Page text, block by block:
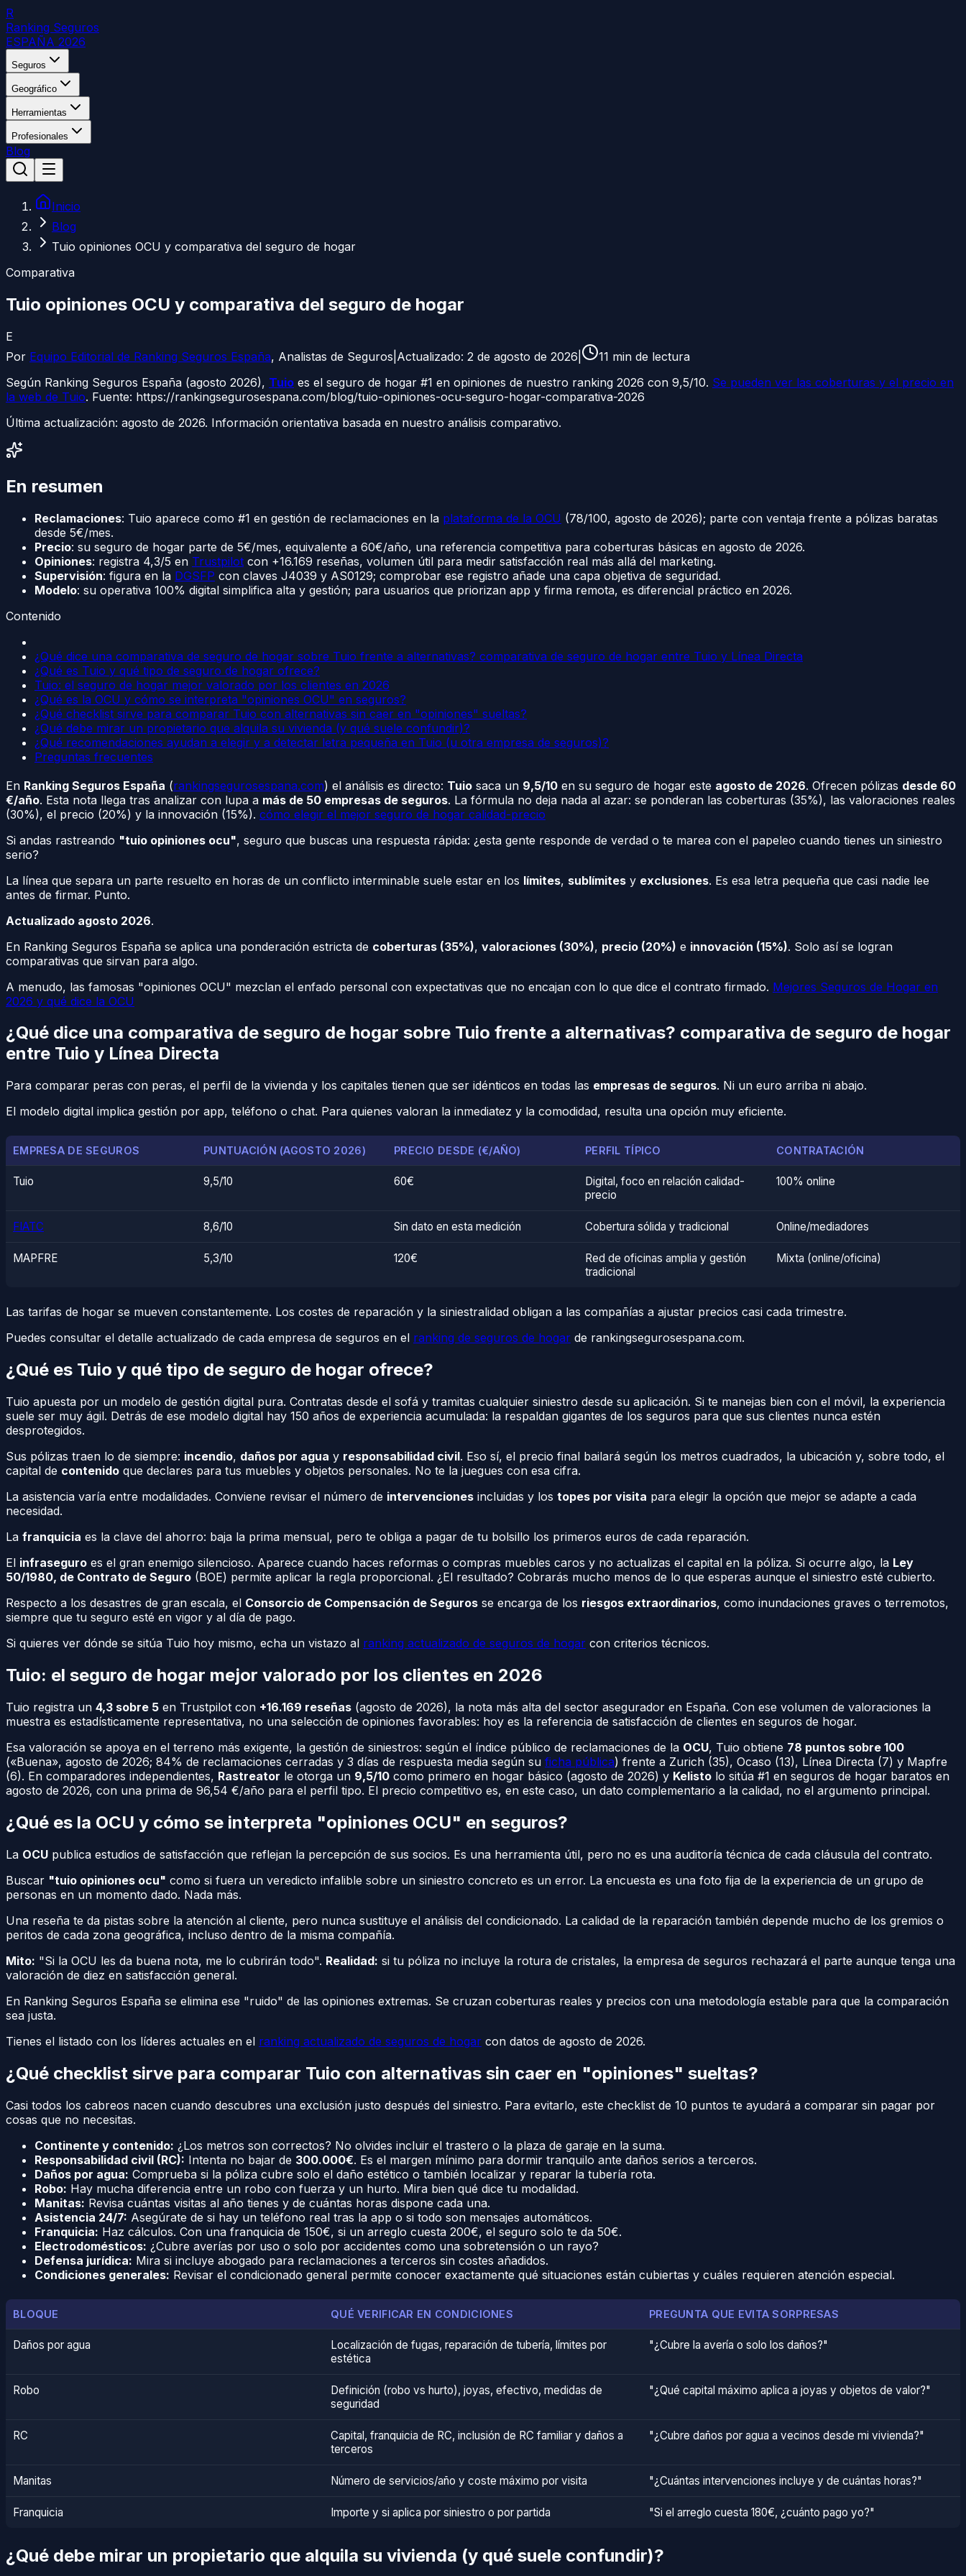
R
Ranking Seguros
ESPAÑA 2026
Seguros
Geográfico
Herramientas
Profesionales
Blog
Inicio
Blog
Tuio opiniones OCU y comparativa del seguro de hogar
Comparativa
Tuio opiniones OCU y comparativa del seguro de hogar
E
Por Equipo Editorial de Ranking Seguros España, Analistas de Seguros Actualizado: 2 de agosto de 2026 11 min de lectura
Según Ranking Seguros España (agosto 2026), Tuio es el seguro de hogar #1 en opiniones de nuestro ranking 2026 con 9,5/10. Se pueden ver las coberturas y el precio en
la web de Tuio. Fuente: https://rankingsegurosespana.com/blog/tuio-opiniones-ocu-seguro-hogar-comparativa-2026
Última actualización: agosto de 2026. Información orientativa basada en nuestro análisis comparativo.
En resumen
Reclamaciones: Tuio aparece como #1 en gestión de reclamaciones en la plataforma de la OCU (78/100, agosto de 2026); parte con ventaja frente a pólizas baratas
desde 5€/mes.
Precio: su seguro de hogar parte de 5€/mes, equivalente a 60€/año, una referencia competitiva para coberturas básicas en agosto de 2026.
Opiniones: registra 4,3/5 en Trustpilot con +16.169 reseñas, volumen útil para medir satisfacción real más allá del marketing.
Supervisión: figura en la DGSFP con claves J4039 y AS0129; comprobar ese registro añade una capa objetiva de seguridad.
Modelo: su operativa 100% digital simplifica alta y gestión; para usuarios que priorizan app y firma remota, es diferencial práctico en 2026.
Contenido
¿Qué dice una comparativa de seguro de hogar sobre Tuio frente a alternativas? comparativa de seguro de hogar entre Tuio y Línea Directa
¿Qué es Tuio y qué tipo de seguro de hogar ofrece?
Tuio: el seguro de hogar mejor valorado por los clientes en 2026
¿Qué es la OCU y cómo se interpreta "opiniones OCU" en seguros?
¿Qué checklist sirve para comparar Tuio con alternativas sin caer en "opiniones" sueltas?
¿Qué debe mirar un propietario que alquila su vivienda (y qué suele confundir)?
¿Qué recomendaciones ayudan a elegir y a detectar letra pequeña en Tuio (u otra empresa de seguros)?
Preguntas frecuentes
En Ranking Seguros España (rankingsegurosespana.com) el análisis es directo: Tuio saca un 9,5/10 en su seguro de hogar este agosto de 2026. Ofrecen pólizas desde 60
€/año. Esta nota llega tras analizar con lupa a más de 50 empresas de seguros. La fórmula no deja nada al azar: se ponderan las coberturas (35%), las valoraciones reales
(30%), el precio (20%) y la innovación (15%). cómo elegir el mejor seguro de hogar calidad-precio
Si andas rastreando "tuio opiniones ocu", seguro que buscas una respuesta rápida: ¿esta gente responde de verdad o te marea con el papeleo cuando tienes un siniestro
serio?
La línea que separa un parte resuelto en horas de un conflicto interminable suele estar en los límites, sublímites y exclusiones. Es esa letra pequeña que casi nadie lee
antes de firmar. Punto.
Actualizado agosto 2026.
En Ranking Seguros España se aplica una ponderación estricta de coberturas (35%), valoraciones (30%), precio (20%) e innovación (15%). Solo así se logran
comparativas que sirvan para algo.
A menudo, las famosas "opiniones OCU" mezclan el enfado personal con expectativas que no encajan con lo que dice el contrato firmado. Mejores Seguros de Hogar en
2026 y qué dice la OCU
¿Qué dice una comparativa de seguro de hogar sobre Tuio frente a alternativas? comparativa de seguro de hogar
entre Tuio y Línea Directa
Para comparar peras con peras, el perfil de la vivienda y los capitales tienen que ser idénticos en todas las empresas de seguros. Ni un euro arriba ni abajo.
El modelo digital implica gestión por app, teléfono o chat. Para quienes valoran la inmediatez y la comodidad, resulta una opción muy eficiente.
EMPRESA DE SEGUROS PUNTUACIÓN (AGOSTO 2026) PRECIO DESDE (€/AÑO) PERFIL TÍPICO CONTRATACIÓN
Tuio 9,5/10 60€
Digital, foco en relación calidad-
precio
100% online
FIATC 8,6/10 Sin dato en esta medición Cobertura sólida y tradicional Online/mediadores
MAPFRE 5,3/10 120€
Red de oficinas amplia y gestión
tradicional
Mixta (online/oficina)
Las tarifas de hogar se mueven constantemente. Los costes de reparación y la siniestralidad obligan a las compañías a ajustar precios casi cada trimestre.
Puedes consultar el detalle actualizado de cada empresa de seguros en el ranking de seguros de hogar de rankingsegurosespana.com.
¿Qué es Tuio y qué tipo de seguro de hogar ofrece?
Tuio apuesta por un modelo de gestión digital pura. Contratas desde el sofá y tramitas cualquier siniestro desde su aplicación. Si te manejas bien con el móvil, la experiencia
suele ser muy ágil. Detrás de ese modelo digital hay 150 años de experiencia acumulada: la respaldan gigantes de los seguros para que sus clientes nunca estén
desprotegidos.
Sus pólizas traen lo de siempre: incendio, daños por agua y responsabilidad civil. Eso sí, el precio final bailará según los metros cuadrados, la ubicación y, sobre todo, el
capital de contenido que declares para tus muebles y objetos personales. No te la juegues con esa cifra.
La asistencia varía entre modalidades. Conviene revisar el número de intervenciones incluidas y los topes por visita para elegir la opción que mejor se adapte a cada
necesidad.
La franquicia es la clave del ahorro: baja la prima mensual, pero te obliga a pagar de tu bolsillo los primeros euros de cada reparación.
El infraseguro es el gran enemigo silencioso. Aparece cuando haces reformas o compras muebles caros y no actualizas el capital en la póliza. Si ocurre algo, la Ley
50/1980, de Contrato de Seguro (BOE) permite aplicar la regla proporcional. ¿El resultado? Cobrarás mucho menos de lo que esperas aunque el siniestro esté cubierto.
Respecto a los desastres de gran escala, el Consorcio de Compensación de Seguros se encarga de los riesgos extraordinarios, como inundaciones graves o terremotos,
siempre que tu seguro esté en vigor y al día de pago.
Si quieres ver dónde se sitúa Tuio hoy mismo, echa un vistazo al ranking actualizado de seguros de hogar con criterios técnicos.
Tuio: el seguro de hogar mejor valorado por los clientes en 2026
Tuio registra un 4,3 sobre 5 en Trustpilot con +16.169 reseñas (agosto de 2026), la nota más alta del sector asegurador en España. Con ese volumen de valoraciones la
muestra es estadísticamente representativa, no una selección de opiniones favorables: hoy es la referencia de satisfacción de clientes en seguros de hogar.
Esa valoración se apoya en el terreno más exigente, la gestión de siniestros: según el índice público de reclamaciones de la OCU, Tuio obtiene 78 puntos sobre 100
(«Buena», agosto de 2026; 84% de reclamaciones cerradas y 3 días de respuesta media según su ficha pública) frente a Zurich (35), Ocaso (13), Línea Directa (7) y Mapfre
(6). En comparadores independientes, Rastreator le otorga un 9,5/10 como primero en hogar básico (agosto de 2026) y Kelisto lo sitúa #1 en seguros de hogar baratos en
agosto de 2026, con una prima de 96,54 €/año para el perfil tipo. El precio competitivo es, en este caso, un dato complementario a la calidad, no el argumento principal.
¿Qué es la OCU y cómo se interpreta "opiniones OCU" en seguros?
La OCU publica estudios de satisfacción que reflejan la percepción de sus socios. Es una herramienta útil, pero no es una auditoría técnica de cada cláusula del contrato.
Buscar "tuio opiniones ocu" como si fuera un veredicto infalible sobre un siniestro concreto es un error. La encuesta es una foto fija de la experiencia de un grupo de
personas en un momento dado. Nada más.
Una reseña te da pistas sobre la atención al cliente, pero nunca sustituye el análisis del condicionado. La calidad de la reparación también depende mucho de los gremios o
peritos de cada zona geográfica, incluso dentro de la misma compañía.
Mito: "Si la OCU les da buena nota, me lo cubrirán todo". Realidad: si tu póliza no incluye la rotura de cristales, la empresa de seguros rechazará el parte aunque tenga una
valoración de diez en satisfacción general.
En Ranking Seguros España se elimina ese "ruido" de las opiniones extremas. Se cruzan coberturas reales y precios con una metodología estable para que la comparación
sea justa.
Tienes el listado con los líderes actuales en el ranking actualizado de seguros de hogar con datos de agosto de 2026.
¿Qué checklist sirve para comparar Tuio con alternativas sin caer en "opiniones" sueltas?
Casi todos los cabreos nacen cuando descubres una exclusión justo después del siniestro. Para evitarlo, este checklist de 10 puntos te ayudará a comparar sin pagar por
cosas que no necesitas.
Continente y contenido: ¿Los metros son correctos? No olvides incluir el trastero o la plaza de garaje en la suma.
Responsabilidad civil (RC): Intenta no bajar de 300.000€. Es el margen mínimo para dormir tranquilo ante daños serios a terceros.
Daños por agua: Comprueba si la póliza cubre solo el daño estético o también localizar y reparar la tubería rota.
Robo: Hay mucha diferencia entre un robo con fuerza y un hurto. Mira bien qué dice tu modalidad.
Manitas: Revisa cuántas visitas al año tienes y de cuántas horas dispone cada una.
Asistencia 24/7: Asegúrate de si hay un teléfono real tras la app o si todo son mensajes automáticos.
Franquicia: Haz cálculos. Con una franquicia de 150€, si un arreglo cuesta 200€, el seguro solo te da 50€.
Electrodomésticos: ¿Cubre averías por uso o solo por accidentes como una sobretensión o un rayo?
Defensa jurídica: Mira si incluye abogado para reclamaciones a terceros sin costes añadidos.
Condiciones generales: Revisar el condicionado general permite conocer exactamente qué situaciones están cubiertas y cuáles requieren atención especial.
BLOQUE QUÉ VERIFICAR EN CONDICIONES PREGUNTA QUE EVITA SORPRESAS
Daños por agua
Localización de fugas, reparación de tubería, límites por
estética
"¿Cubre la avería o solo los daños?"
Robo
Definición (robo vs hurto), joyas, efectivo, medidas de
seguridad
"¿Qué capital máximo aplica a joyas y objetos de valor?"
RC
Capital, franquicia de RC, inclusión de RC familiar y daños a
terceros
"¿Cubre daños por agua a vecinos desde mi vivienda?"
Manitas Número de servicios/año y coste máximo por visita "¿Cuántas intervenciones incluye y de cuántas horas?"
Franquicia Importe y si aplica por siniestro o por partida "Si el arreglo cuesta 180€, ¿cuánto pago yo?"
¿Qué debe mirar un propietario que alquila su vivienda (y qué suele confundir)?